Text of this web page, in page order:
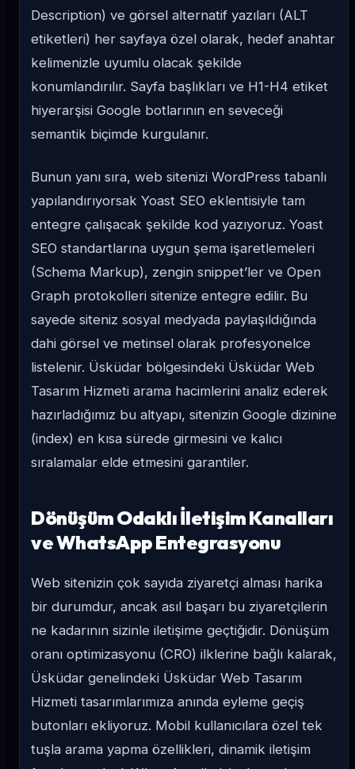
Description) ve görsel alternatif yazıları (ALT
etiketleri) her sayfaya özel olarak, hedef anahtar
kelimenizle uyumlu olacak şekilde
konumlandırılır. Sayfa başlıkları ve H1-H4 etiket
hiyerarşisi Google botlarının en seveceği
semantik biçimde kurgulanır.
Bunun yanı sıra, web sitenizi WordPress tabanlı
yapılandırıyorsak Yoast SEO eklentisiyle tam
entegre çalışacak şekilde kod yazıyoruz. Yoast
SEO standartlarına uygun şema işaretlemeleri
(Schema Markup), zengin snippet’ler ve Open
Graph protokolleri sitenize entegre edilir. Bu
sayede siteniz sosyal medyada paylaşıldığında
dahi görsel ve metinsel olarak profesyonelce
listelenir. Üsküdar bölgesindeki Üsküdar Web
Tasarım Hizmeti arama hacimlerini analiz ederek
hazırladığımız bu altyapı, sitenizin Google dizinine
(index) en kısa sürede girmesini ve kalıcı
sıralamalar elde etmesini garantiler.
Dönüşüm Odaklı İletişim Kanalları
ve WhatsApp Entegrasyonu
Web sitenizin çok sayıda ziyaretçi alması harika
bir durumdur, ancak asıl başarı bu ziyaretçilerin
ne kadarının sizinle iletişime geçtiğidir. Dönüşüm
oranı optimizasyonu (CRO) ilklerine bağlı kalarak,
Üsküdar genelindeki Üsküdar Web Tasarım
Hizmeti tasarımlarımıza anında eyleme geçiş
butonları ekliyoruz. Mobil kullanıcılara özel tek
tuşla arama yapma özellikleri, dinamik iletişim